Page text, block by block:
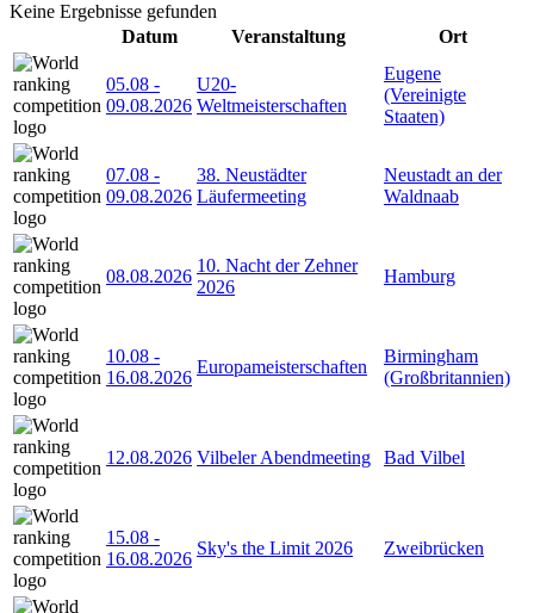
Keine Ergebnisse gefunden
Datum
Veranstaltung Ort
05.08 -
09.08.2026
U20-
Weltmeisterschaften
Eugene
(Vereinigte
Staaten)
07.08 -
09.08.2026
38. Neustädter
Läufermeeting
Neustadt an der
Waldnaab
08.08.2026
10. Nacht der Zehner
2026
Hamburg
10.08 -
16.08.2026
Europameisterschaften
Birmingham
(Großbritannien)
12.08.2026 Vilbeler Abendmeeting Bad Vilbel
15.08 -
16.08.2026
Sky's the Limit 2026 Zweibrücken